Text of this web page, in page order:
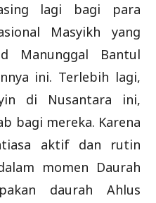
lagi bagi para
Masyikh yang
Manunggal Bantul
ini. Terlebih lagi,
di Nusantara ini,
bagi mereka. Karena
aktif dan rutin
momen Daurah
daurah Ahlus